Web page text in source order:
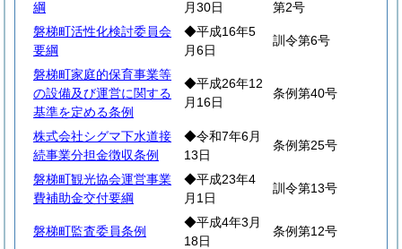
綱
月30日
第2号
磐梯町活性化検討委員会
要綱
◆平成16年5
月6日
訓令第6号
磐梯町家庭的保育事業等
の設備及び運営に関する
基準を定める条例
◆平成26年12
月16日
条例第40号
株式会社シグマ下水道接
続事業分担金徴収条例
◆令和7年6月
13日
条例第25号
磐梯町観光協会運営事業
費補助金交付要綱
◆平成23年4
月1日
訓令第13号
磐梯町監査委員条例
◆平成4年3月
18日
条例第12号